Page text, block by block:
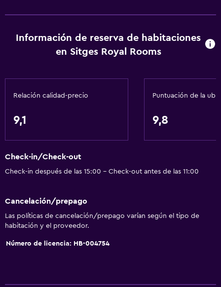
Información de reserva de habitaciones
en Sitges Royal Rooms
Relación calidad-precio
9,1
Puntuación de la
9,8
Check-in/Check-out
Check-in después de las 15:00 - Check-out antes de las 11:00
Cancelación/prepago
Las políticas de cancelación/prepago varían según el tipo de
habitación y el proveedor.
Número de licencia: HB-004754